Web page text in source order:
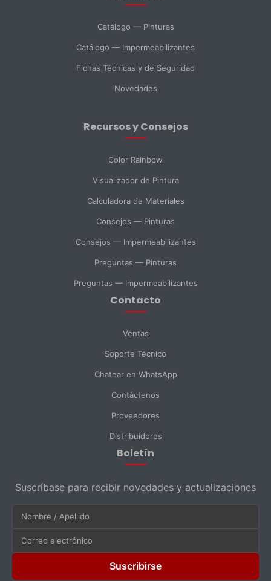
SELECCIONAR DEPARTAMENTO
Soporte Técnico Compras
Consulta General
Enviar Mensaje
Catálogo — Pinturas
Catálogo — Impermeabilizantes
Fichas Técnicas y de Seguridad
Novedades
Recursos y Consejos
Color Rainbow
Visualizador de Pintura
Calculadora de Materiales
Consejos — Pinturas
Consejos — Impermeabilizantes
Preguntas — Pinturas
Preguntas — Impermeabilizantes
Contacto
Ventas
Soporte Técnico
Chatear en WhatsApp
Contáctenos
Proveedores
Distribuidores
Boletín
Suscríbase para recibir novedades y actualizaciones
Suscribirse